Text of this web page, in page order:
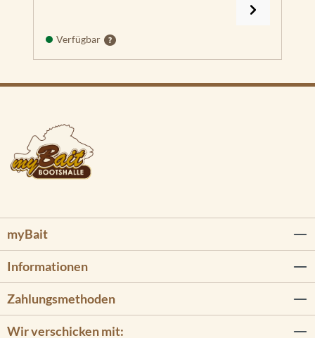
Verfügbar
myBait
Informationen
Zahlungsmethoden
Wir verschicken mit: